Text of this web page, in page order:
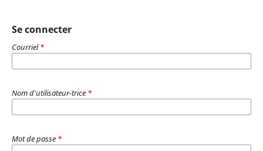
Se connecter
Courriel*
Nom d'utilisateur-trice *
Mot de passe *